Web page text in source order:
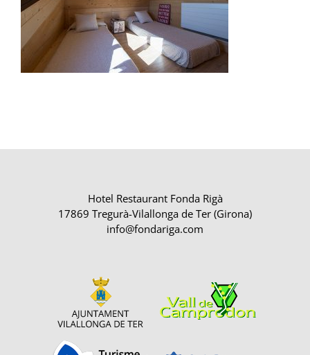
Hotel Restaurant Fonda Rigà
17869 Tregurà-Vilallonga de Ter (Girona)
info@fondariga.com